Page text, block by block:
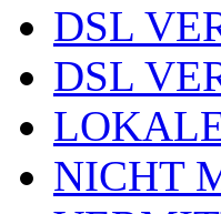
DSL
DSL
NICHT